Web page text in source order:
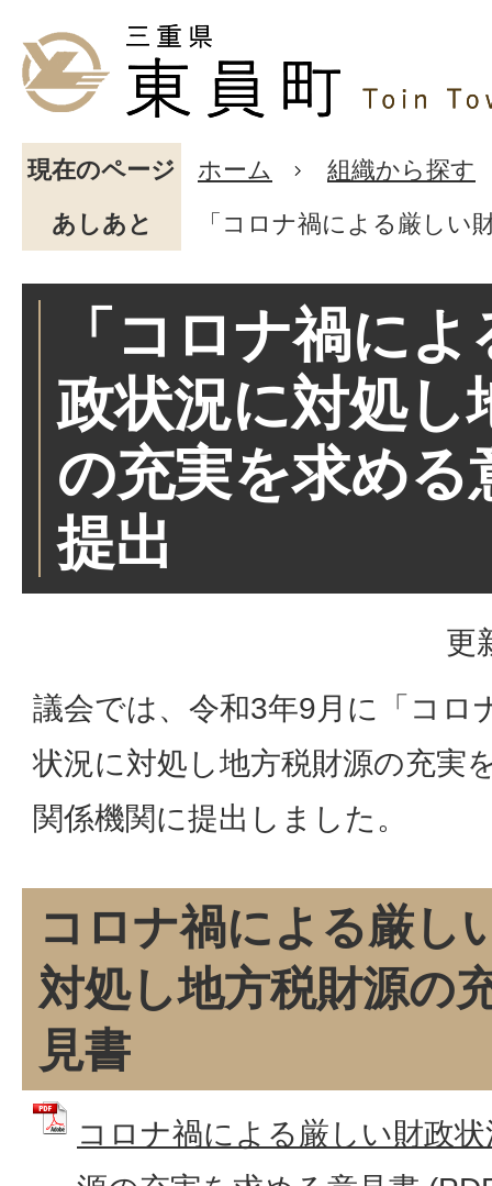
現在のページ ホーム
組織から探す
あしあと
「コロナ禍による厳しい
「コロナ禍に
政状況に対処し
の充実を求める
提出
更
議会では、令和3年9月に「コロ
状況に対処し地方税財源の充実
関係機関に提出しました。
コロナ禍による厳し
対処し地方税財源の
見書
コロナ禍による厳しい財政